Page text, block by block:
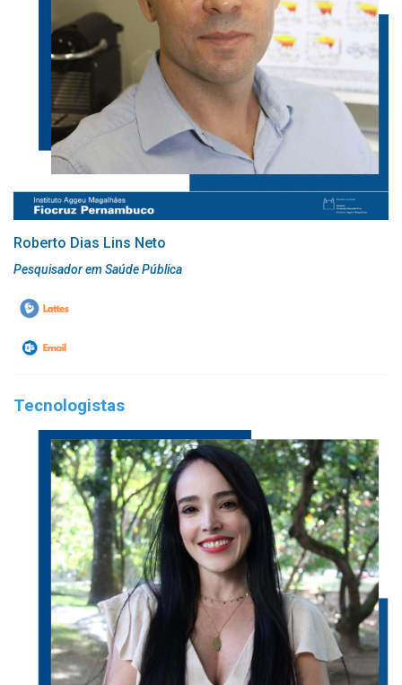
Roberto Dias Lins Neto
Pesquisador em Saúde Pública
Tecnologistas